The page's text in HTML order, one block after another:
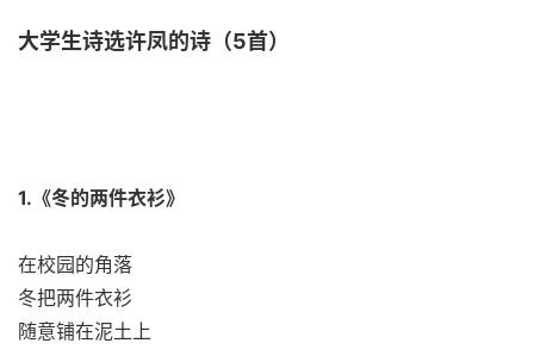
大学生诗选许凤的诗（5首）
1.《冬的两件衣衫》
在校园的角落
冬把两件衣衫
随意铺在泥土上